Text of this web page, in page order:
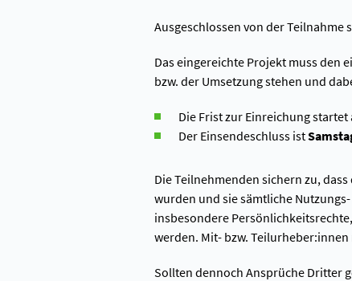
Ausgeschlossen von der
Das eingereichte Projekt muss den
bzw. der Umsetzung stehen und
Die Frist zur Einreichung startet
Der Einsendeschluss ist
Die Teilnehmenden sichern zu,
wurden und sie sämtliche
insbesondere
werden. Mit- bzw.
Sollten dennoch Ansprüche Dritter